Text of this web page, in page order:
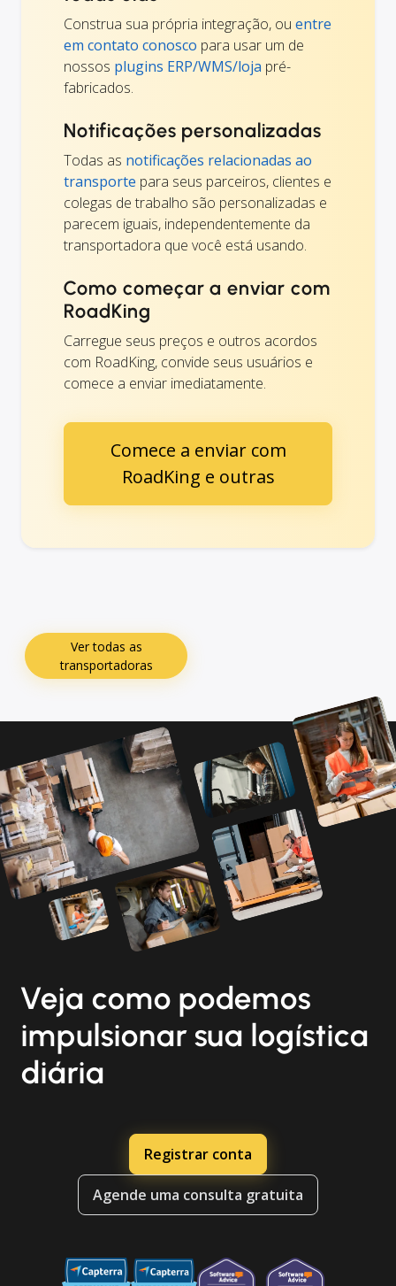
Construa sua própria integração, ou entre
em contato conosco para usar um de
nossos plugins ERP/WMS/loja pré-
fabricados.
Notificações personalizadas
Todas as notificações relacionadas ao
transporte para seus parceiros, clientes e
colegas de trabalho são personalizadas e
parecem iguais, independentemente da
transportadora que você está usando.
Como começar a enviar com
RoadKing
Carregue seus preços e outros acordos
com RoadKing, convide seus usuários e
comece a enviar imediatamente.
Comece a enviar com
RoadKing e outras
Ver todas as
transportadoras
Veja como podemos
impulsionar sua logística
diária
Registrar conta
Agende uma consulta gratuita